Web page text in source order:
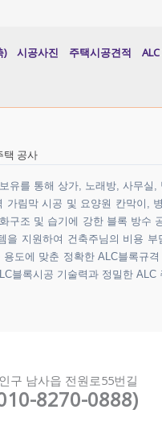
) 시공사진 주택시공견적
택 공사
유를 통해 상가, 노래방, 사무
가림막 시공 및 요양원 칸막이,
구조 및 습기에 강한 블록 방수
을 지원하여 건축주님의 비용
용도에 맞춘 정확한 ALC블록규
블록시공 기술력과 정밀한
구 남사읍 전원로55번길
8270-0888)